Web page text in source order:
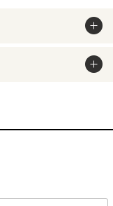
になるよう撮影して
す。商品のカラー